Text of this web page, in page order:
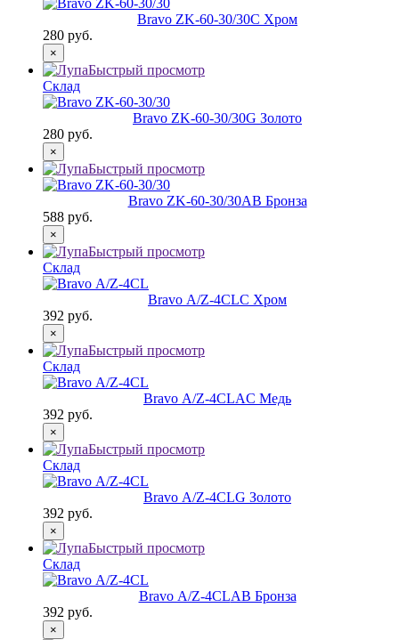
Bravo ZK-60-30/30C Хром
280 руб.
×
Быстрый просмотр
Склад
Bravo ZK-60-30/30G Золото
280 руб.
×
Быстрый просмотр
Bravo ZK-60-30/30AB Бронза
588 руб.
×
Быстрый просмотр
Склад
Bravo А/Z-4CLC Хром
392 руб.
×
Быстрый просмотр
Склад
Bravo А/Z-4CLAC Медь
392 руб.
×
Быстрый просмотр
Склад
Bravo А/Z-4CLG Золото
392 руб.
×
Быстрый просмотр
Склад
Bravo А/Z-4CLAB Бронза
392 руб.
×